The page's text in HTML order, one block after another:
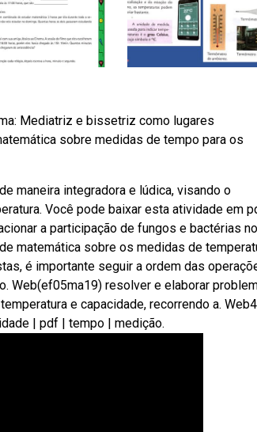
Mediatriz e bissetriz como lugares
sobre medidas de tempo para os
maneira integradora e lúdica, visando o
Você pode baixar esta atividade em
a participação de fungos e bactérias no
matemática sobre os medidas de
é importante seguir a ordem das
Web(ef05ma19) resolver e elaborar
e capacidade, recorrendo a.
| pdf | tempo | medição.